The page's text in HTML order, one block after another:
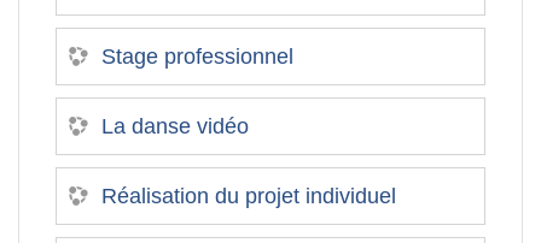
Stage professionnel
La danse vidéo
Réalisation du projet individuel